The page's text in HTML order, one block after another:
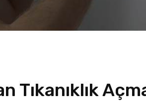
Tıkanıklık